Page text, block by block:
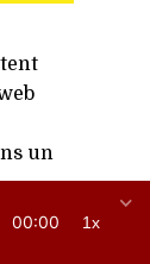
un
de
00:00 1x